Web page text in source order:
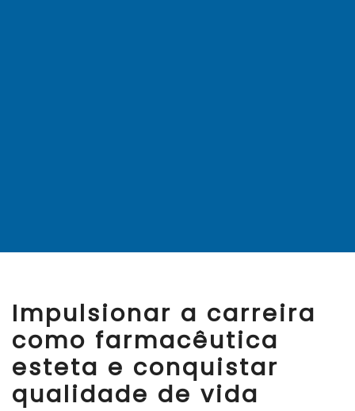
Impulsionar a carreira
como farmacêutica
esteta e conquistar
qualidade de vida